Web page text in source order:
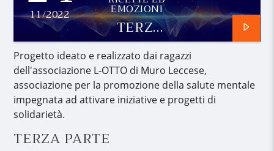
11/2022 EMOZIONI
TERZA
PARTE
Progetto ideato e realizzato dai ragazzi
dell'associazione L-OTTO di Muro Leccese,
associazione per la promozione della salute mentale
impegnata ad attivare iniziative e progetti di
solidarietà.
TERZA PARTE